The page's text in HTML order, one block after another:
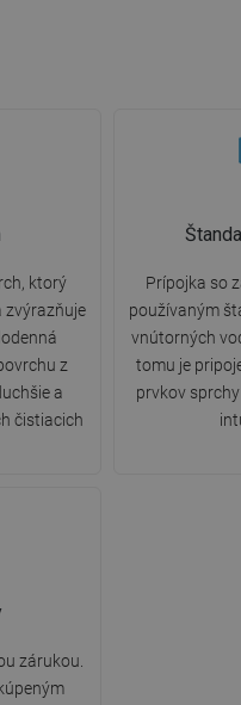
ktorý
zvýrazňuje
z
a
čistiacich
Prípojka so
používaným
vnútorných
tomu je
prvkov
zárukou.